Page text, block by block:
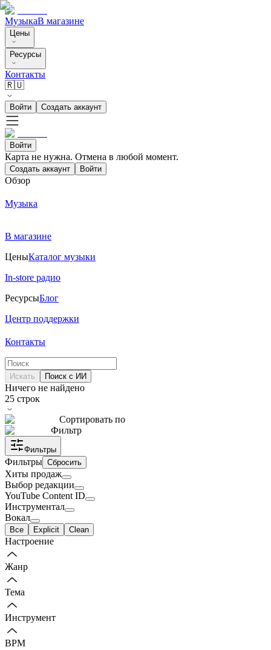
МузыкаВ магазине
Цены
Ресурсы
Контакты
🇷🇺
Войти Создать аккаунт
Войти
Карта не нужна. Отмена в любой момент.
Создать аккаунт Войти
Обзор
Музыка
В магазине
ЦеныКаталог музыки
In-store радио
РесурсыБлог
Центр поддержки
Контакты
Искать Поиск с ИИ
Ничего не найдено
25 строк
Сортировать по
Фильтр
Фильтры
Фильтры Сбросить
Хиты продаж
Выбор редакции
YouTube Content ID
Инструментал
Вокал
Все Explicit Clean
Настроение
Жанр
Тема
Инструмент
BPM